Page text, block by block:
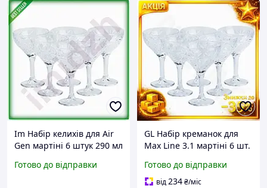
Im Набір келихів для Air
Gen мартіні 6 штук 290 мл
коктейлів на високій ніжц
Готово до відправки
GL Набір креманок для
Max Line 3.1 мартіні 6 шт.
для коктейлів на високій
ніжці. LO31\PR
Готово до відправки
від234₴/міс